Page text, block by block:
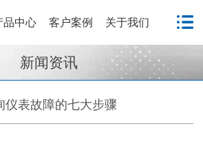
品中心 客户案例 关于我们
新闻资讯
仪表故障的七大步骤